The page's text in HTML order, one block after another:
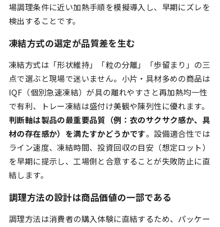
場調理条件に近い加熱手順を模擬導入し、早期にズレを
検出することです。
凍結方式の選定が品質差を生む
凍結方式は「形状維持」「粒の分離」「歩留まり」の三
点で選ぶと現場で迷いません。小片・具材多めの商品は
IQF（個別急速凍結）が具の離れやすさと再加熱均一性
で有利、トレー凍結は盛付け美観や陳列性に優れます。
判断軸は製品の最重要品質（例：衣のサクサク感か、具
材の存在感か）を満たすかどうかです。設備適合性では
ライン速度、凍結時間、投資回収の目安（想定ロット）
を早期に提示し、工場側と合意することが失敗防止に直
結します。
調理方法の設計は商品価値の一部である
調理方法は消費者の購入体験に直結するため、パッケー